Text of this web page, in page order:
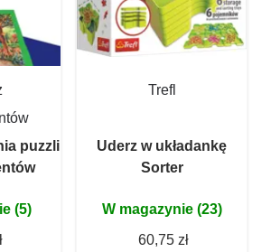
puzzli
(5)
Trefl
Uderz w układankę
Sorter
W magazynie (23)
60,75 zł